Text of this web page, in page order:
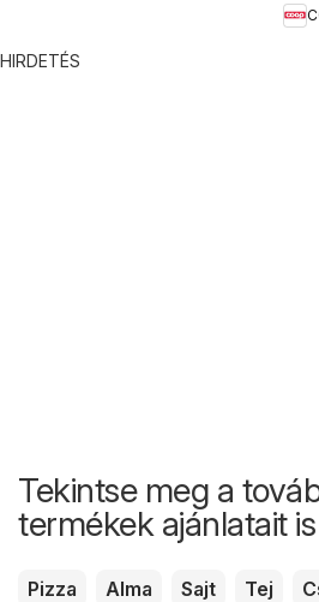
HIRDETÉS
Tekintse meg a
termékek ajánlatait is
Pizza Alma Sajt Tej